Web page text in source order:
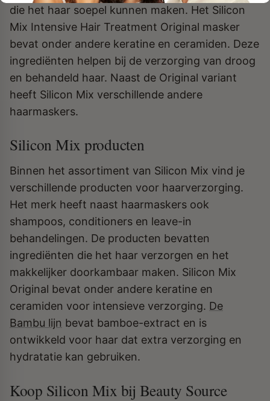
die het haar soepel kunnen maken. Het Silicon
Mix Intensive Hair Treatment Original masker
bevat onder andere keratine en ceramiden. Deze
ingrediënten helpen bij de verzorging van droog
en behandeld haar. Naast de Original variant
heeft Silicon Mix verschillende andere
haarmaskers.
Silicon Mix producten
Binnen het assortiment van Silicon Mix vind je
verschillende producten voor haarverzorging.
Het merk heeft naast haarmaskers ook
shampoos, conditioners en leave-in
behandelingen. De producten bevatten
ingrediënten die het haar verzorgen en het
makkelijker doorkambaar maken. Silicon Mix
Original bevat onder andere keratine en
ceramiden voor intensieve verzorging. De
Bambu lijn bevat bamboe-extract en is
ontwikkeld voor haar dat extra verzorging en
hydratatie kan gebruiken.
Koop Silicon Mix bij Beauty Source